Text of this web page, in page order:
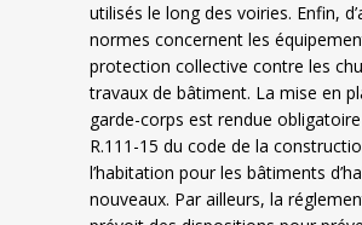
utilisés le long des voiries. Enfin,
normes concernent les
protection collective contre les
travaux de bâtiment. La mise en
garde-corps est rendue obligatoire
R.111-15 du code de la
l’habitation pour les bâtiments
nouveaux. Par ailleurs, la